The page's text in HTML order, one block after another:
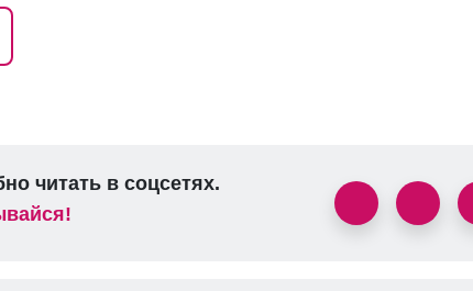
читать в соцсетях.